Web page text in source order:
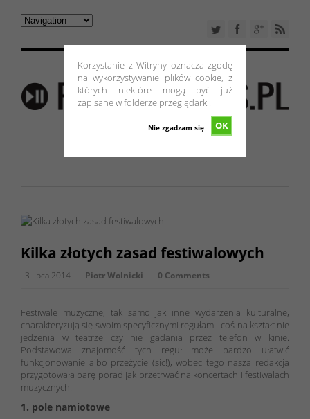
Korzystanie z Witryny oznacza zgodę
na wykorzystywanie plików cookie, z
których niektóre mogą być już
zapisane w folderze przeglądarki.
OK
Nie zgadzam się
Kilka złotych zasad festiwalowych
3 lipca 2014 Piotr Wolnicki 0 Comments
Festiwale muzyczne, tak samo jak inne wydarzenia kulturalne,
charakteryzują się swoim specyficznymi regułami- coś na kształt nie
jedzenia w teatrze czy nie gadania przez telefon w kinie.
Podstawowa znajomość tych reguł może bardzo ułatwić
funkcjonowanie albo przeżycie (sic!), wobec tego nasza redakcja
przygotowała parę porad jak przetrwać na koncertach i festiwalach
muzycznych.
1. pole namiotowe